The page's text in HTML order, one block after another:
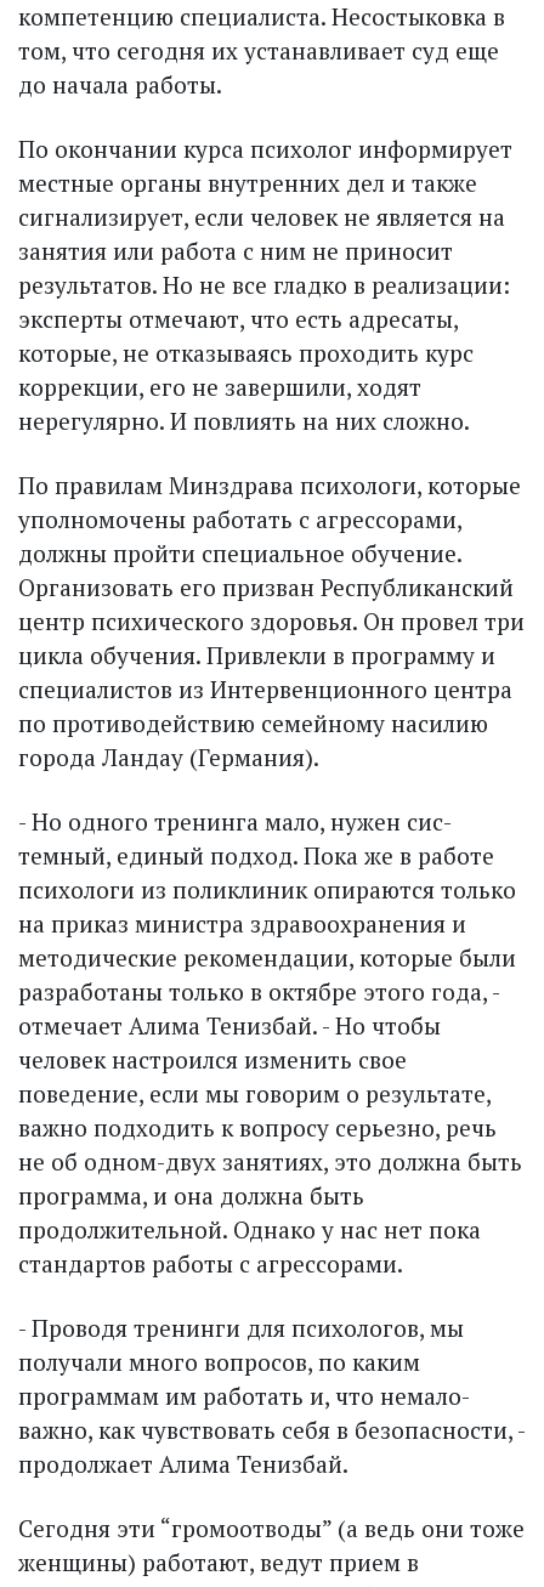
компетенцию специалиста. Несостыковка в
том, что сегодня их устанавливает суд еще
до начала работы.
По окончании курса психолог информирует
местные органы внутренних дел и также
сигнализирует, если человек не является на
занятия или работа с ним не приносит
результатов. Но не все гладко в реализации:
эксперты отмечают, что есть адресаты,
которые, не отказываясь проходить курс
коррекции, его не завершили, ходят
нерегулярно. И повлиять на них сложно.
По правилам Минздрава психологи, которые
уполномочены работать с агрессорами,
должны пройти специальное обучение.
Организовать его призван Рес­публиканский
центр психического здоровья. Он провел три
цикла обучения. Привлекли в программу и
специалистов из Интервенционного центра
по противодействию семейному насилию
города Ландау (Германия).
- Но одного тренинга мало, нужен сис­
темный, единый подход. Пока же в работе
психологи из поликлиник опираются только
на приказ министра здравоохранения и
методические рекомендации, которые были
разработаны только в октябре этого года, -
отмечает Алима Тенизбай. - Но чтобы
человек настроился изменить свое
поведение, если мы говорим о результате,
важно подходить к вопросу серьезно, речь
не об одном-двух занятиях, это должна быть
программа, и она должна быть
продолжительной. Однако у нас нет пока
стандартов работы с агрессорами.
- Проводя тренинги для психологов, мы
получали много вопросов, по каким
программам им работать и, что немало­
важно, как чувствовать себя в безопас­ности, -
продолжает Алима Тенизбай.
Сегодня эти “громоотводы” (а ведь они тоже
женщины) работают, ведут прием в